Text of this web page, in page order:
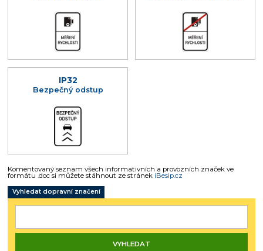
IP32
Bezpečný odstup
Komentovaný seznam všech informativních a provozních značek ve
formátu .doc si můžete stáhnout ze stránek iBesip.cz
Vyhledat dopravní značení